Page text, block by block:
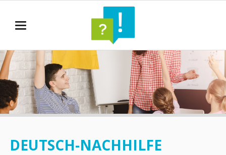
DEUTSCH-NACHHILFE